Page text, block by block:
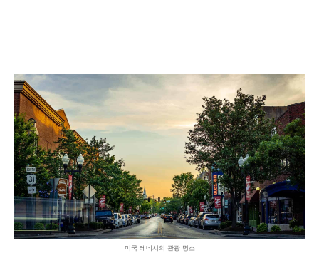
미국 테네시의 관광 명소